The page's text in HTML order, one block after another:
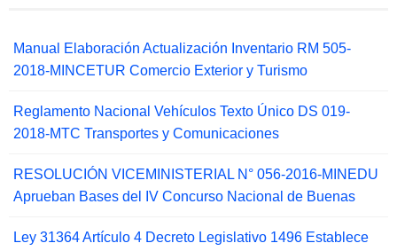
Manual Elaboración Actualización Inventario RM 505-
2018-MINCETUR Comercio Exterior y Turismo
Reglamento Nacional Vehículos Texto Único DS 019-
2018-MTC Transportes y Comunicaciones
RESOLUCIÓN VICEMINISTERIAL N° 056-2016-MINEDU
Aprueban Bases del IV Concurso Nacional de Buenas
Ley 31364 Artículo 4 Decreto Legislativo 1496 Establece